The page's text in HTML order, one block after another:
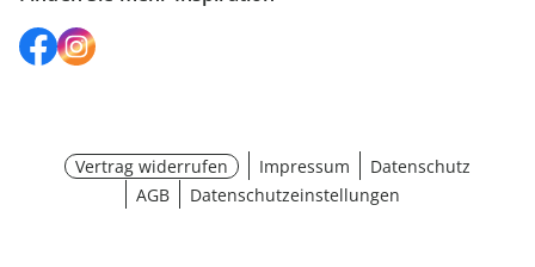
Vertrag widerrufen Impressum
Datenschutz
AGB
Datenschutzeinstellungen